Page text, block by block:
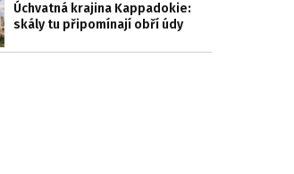
Úchvatná krajina Kappadokie:
skály tu připomínají obří údy